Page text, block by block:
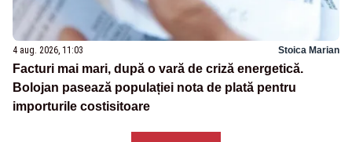
4 aug. 2026, 11:03 Stoica Marian
Facturi mai mari, după o vară de criză energetică.
Bolojan pasează populației nota de plată pentru
importurile costisitoare